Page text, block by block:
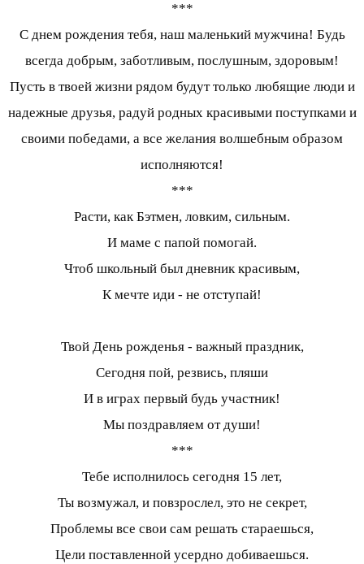
***
С днем рождения тебя, наш маленький мужчина! Будь
всегда добрым, заботливым, послушным, здоровым!
Пусть в твоей жизни рядом будут только любящие люди и
надежные друзья, радуй родных красивыми поступками и
своими победами, а все желания волшебным образом
исполняются!
***
Расти, как Бэтмен, ловким, сильным.
И маме с папой помогай.
Чтоб школьный был дневник красивым,
К мечте иди - не отступай!
Твой День рожденья - важный праздник,
Сегодня пой, резвись, пляши
И в играх первый будь участник!
Мы поздравляем от души!
***
Тебе исполнилось сегодня 15 лет,
Ты возмужал, и повзрослел, это не секрет,
Проблемы все свои сам решать стараешься,
Цели поставленной усердно добиваешься.